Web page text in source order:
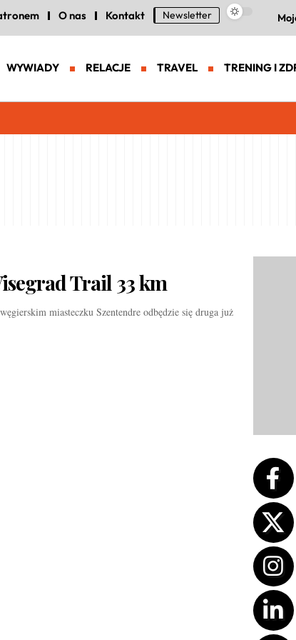
O nas Kontakt Newsletter
WYWIADY RELACJE TRAVEL TRENING I
Trail 33 km
miasteczku Szentendre odbędzie się druga już